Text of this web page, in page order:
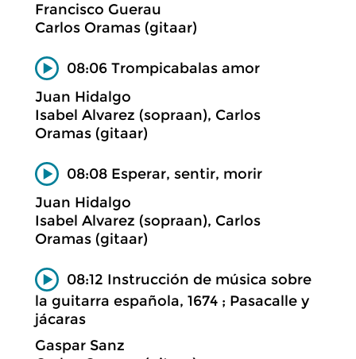
Francisco Guerau
Carlos Oramas (gitaar)
08:06 Trompicabalas amor
Juan Hidalgo
Isabel Alvarez (sopraan), Carlos
Oramas (gitaar)
08:08 Esperar, sentir, morir
Juan Hidalgo
Isabel Alvarez (sopraan), Carlos
Oramas (gitaar)
08:12 Instrucción de música sobre
la guitarra española, 1674 ; Pasacalle y
jácaras
Gaspar Sanz